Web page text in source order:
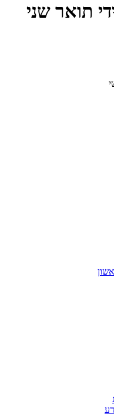
תואר שני